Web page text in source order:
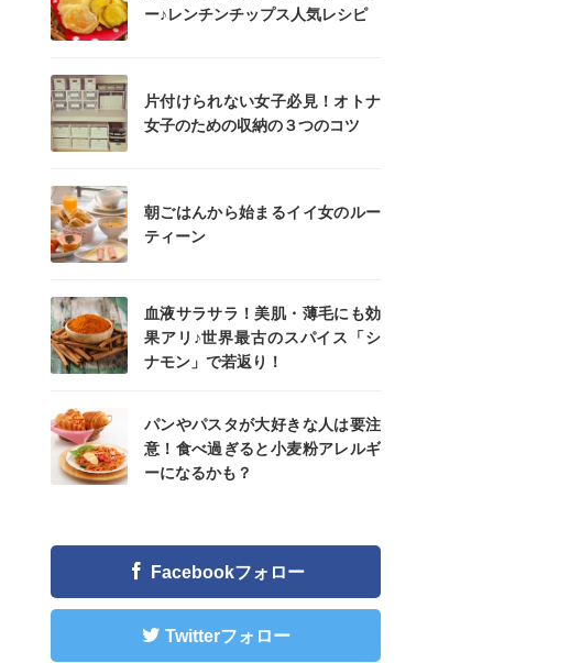
ー♪レンチンチップス人気レシピ
片付けられない女子必見！オトナ
女子のための収納の３つのコツ
朝ごはんから始まるイイ女のルー
ティーン
血液サラサラ！美肌・薄毛にも効
果アリ♪世界最古のスパイス「シ
ナモン」で若返り！
パンやパスタが大好きな人は要注
意！食べ過ぎると小麦粉アレルギ
ーになるかも？
Facebookフォロー
Twitterフォロー